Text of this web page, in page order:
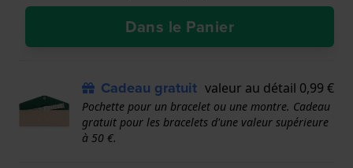
Dans le Panier
Cadeau gratuit valeur au détail 0,99 €
Pochette pour un bracelet ou une montre. Cadeau
gratuit pour les bracelets d'une valeur supérieure
à 50 €.